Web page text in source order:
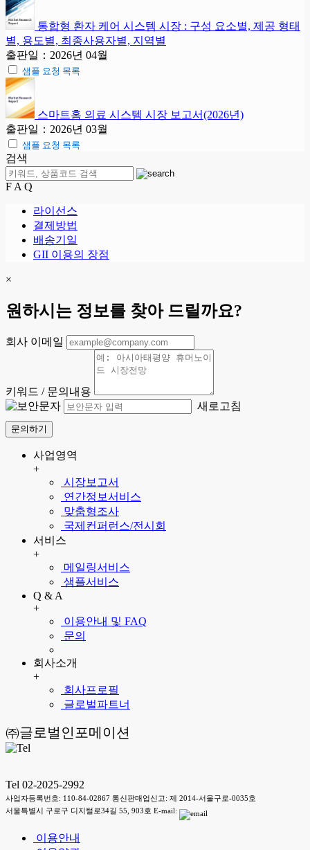
통합형 환자 케어 시스템 시장 : 구성 요소별, 제공 형태
별, 용도별, 최종사용자별, 지역별
출판일：2026년 04월
샘플 요청 목록
스마트홈 의료 시스템 시장 보고서(2026년)
출판일：2026년 03월
샘플 요청 목록
검색
F A Q
라이선스
결제방법
배송기일
GII 이용의 장점
×
원하시는 정보를 찾아 드릴까요?
회사 이메일
키워드 / 문의내용
새로고침
문의하기
사업영역
+
시장보고서
연간정보서비스
맞춤형조사
국제컨퍼런스/전시회
서비스
+
메일링서비스
샘플서비스
Q & A
+
이용안내 및 FAQ
문의
회사소개
+
회사프로필
글로벌파트너
㈜글로벌인포메이션
Tel 02-2025-2992
사업자등록번호: 110-84-02867 통신판매업신고: 제 2014-서울구로-0035호
서울특별시 구로구 디지털로34길 55, 903호 E-mail:
이용안내